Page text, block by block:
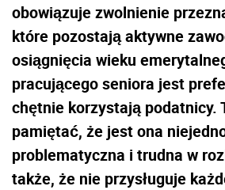
obowiązuje zwolnienie
które pozostają aktywne
osiągnięcia wieku
pracującego seniora jest
chętnie korzystają podatnicy.
pamiętać, że jest ona
problematyczna i trudna w
także, że nie przysługuje